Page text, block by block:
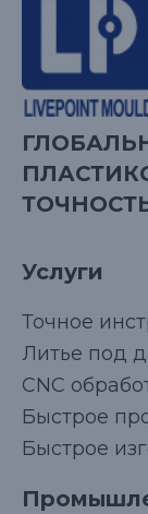
Услуги
Точное
Литье под
CNC
Быстрое
Быстрое